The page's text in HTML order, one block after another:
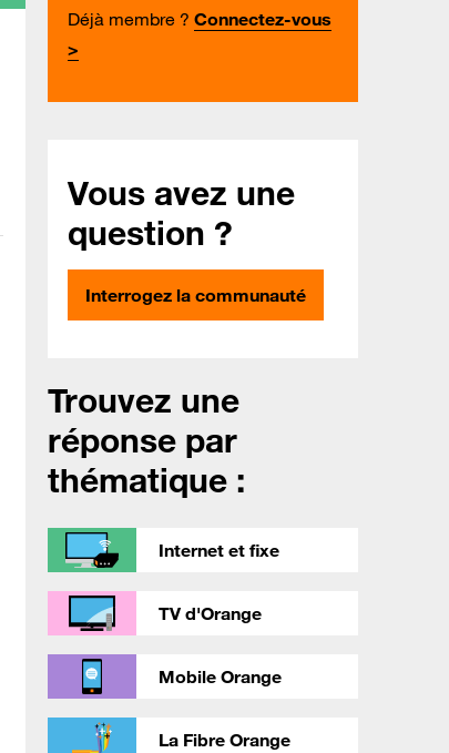
Déjà membre ? Connectez-vous
>
Vous avez une
question ?
Interrogez la communauté
Trouvez une
réponse par
thématique :
Internet et fixe
TV d'Orange
Mobile Orange
La Fibre Orange